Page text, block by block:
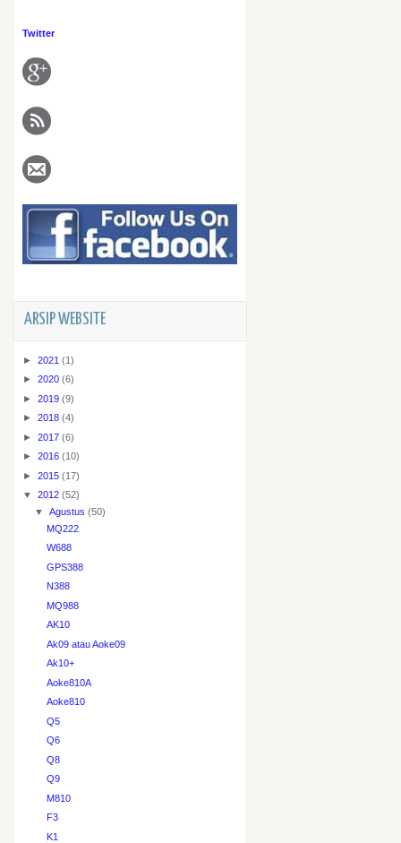
Twitter
ARSIP WEBSITE
► 2021 (1)
► 2020 (6)
► 2019 (9)
► 2018 (4)
► 2017 (6)
► 2016 (10)
► 2015 (17)
▼
2012 (52)
▼
Agustus (50)
MQ222
W688
GPS388
N388
MQ988
AK10
Ak09 atau Aoke09
Ak10+
Aoke810A
Aoke810
Q5
Q6
Q8
Q9
M810
F3
K1